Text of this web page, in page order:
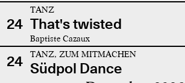
24
TANZ
That's twisted
Baptiste Cazaux
24 TANZ, ZUM MITMACHEN
Südpol Dance